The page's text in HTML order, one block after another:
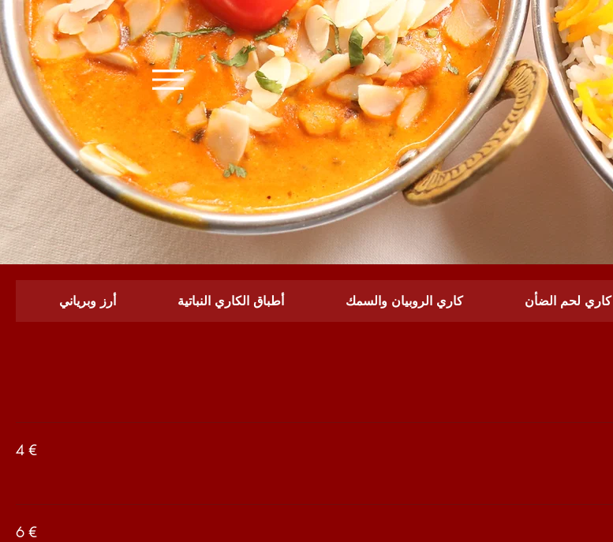
كاري لحم الضأن كاري الروبيان والسمك أطباق الكاري النباتية أرز وبرياني
‏4 €
‏6 €